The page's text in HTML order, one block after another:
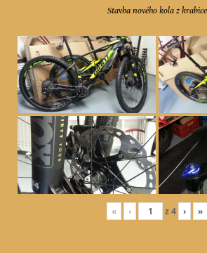
Stavba nového kola z krabice
« ‹ z4 › »